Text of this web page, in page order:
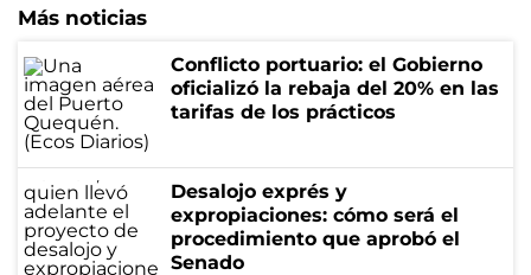
Más noticias
Conflicto portuario: el Gobierno
oficializó la rebaja del 20% en las
tarifas de los prácticos
Desalojo exprés y
expropiaciones: cómo será el
procedimiento que aprobó el
Senado